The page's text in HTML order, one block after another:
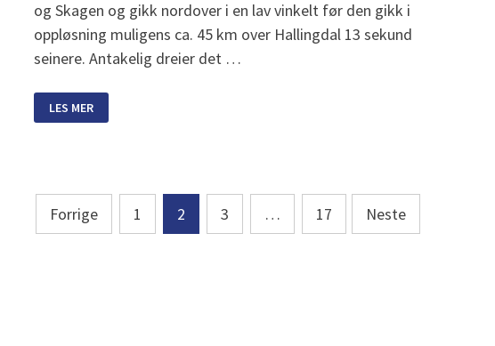
og Skagen og gikk nordover i en lav vinkelt før den gikk i
oppløsning muligens ca. 45 km over Hallingdal 13 sekund
seinere. Antakelig dreier det …
ILDKULE
OVER
LES MER
Sidepaginering
Forrige 1 2 3 … 17 Neste